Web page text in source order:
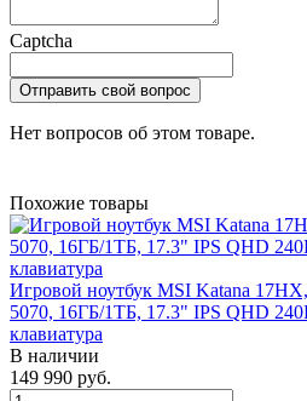
Captcha
Отправить свой вопрос
Нет вопросов об этом товаре.
Похожие товары
Игровой ноутбук MSI Katana
5070, 16ГБ/1ТБ, 17.3" IPS QHD
клавиатура
В наличии
149 990 руб.